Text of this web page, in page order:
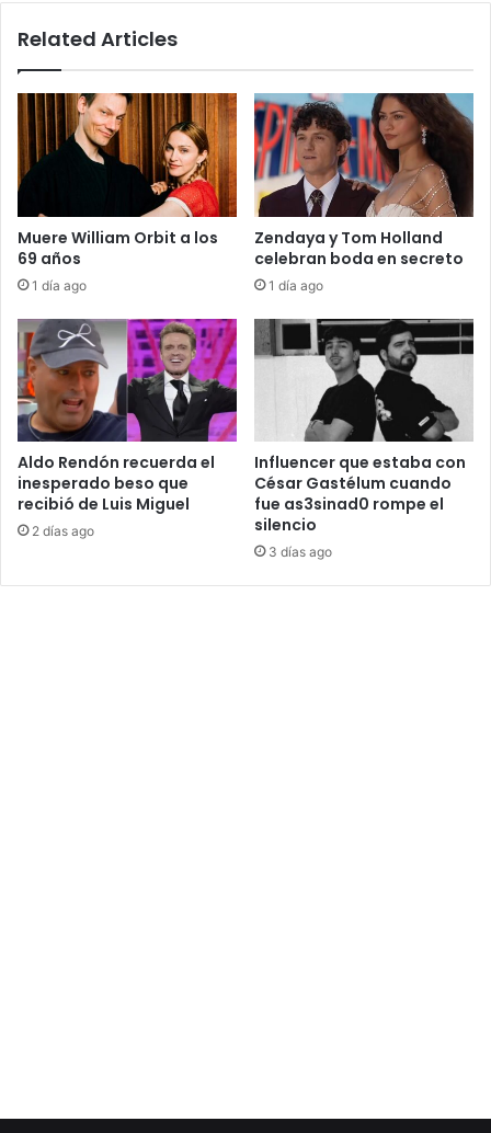
Related Articles
Muere William Orbit a los
69 años
1 día ago
Zendaya y Tom Holland
celebran boda en secreto
1 día ago
Aldo Rendón recuerda el
inesperado beso que
recibió de Luis Miguel
2 días ago
Influencer que estaba con
César Gastélum cuando
fue as3sinad0 rompe el
silencio
3 días ago